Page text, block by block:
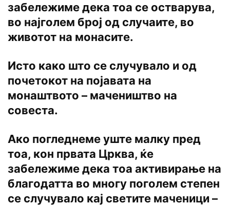
забележиме дека тоа се остварува,
во најголем број од случаите, во
животот на монасите.
Исто како што се случувало и од
почетокот на појавата на
монаштвото – мачеништво на
совеста.
Ако погледнеме уште малку пред
тоа, кон првата Црква, ќе
забележиме дека тоа активирање на
благодатта во многу поголем степен
се случувало кај светите маченици –